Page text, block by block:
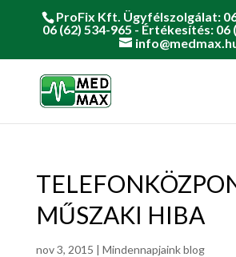
ProFix Kft. Ügyfélszolgálat:
06 (62) 534-965 - Értékesítés: 06
MŰSZAKI HIBA
nov 3, 2015 | Mindennapjaink blog